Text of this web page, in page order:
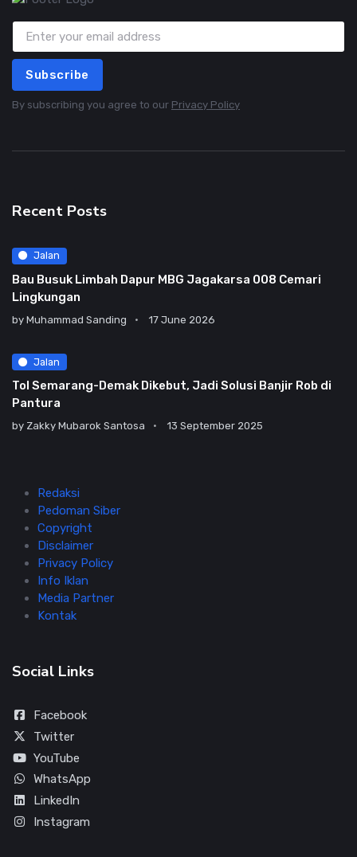
Subscribe
By subscribing you agree to our Privacy Policy
Recent Posts
Jalan
Bau Busuk Limbah Dapur MBG Jagakarsa 008 Cemari
Lingkungan
by Muhammad Sanding 17 June 2026
Jalan
Tol Semarang-Demak Dikebut, Jadi Solusi Banjir Rob di
Pantura
by Zakky Mubarok Santosa 13 September 2025
Redaksi
Pedoman Siber
Copyright
Disclaimer
Privacy Policy
Info Iklan
Media Partner
Kontak
Social Links
Facebook
Twitter
YouTube
WhatsApp
LinkedIn
Instagram